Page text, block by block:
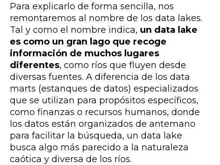
Para explicarlo de forma sencilla, nos
remontaremos al nombre de los data lakes.
Tal y como el nombre indica, un data lake
es como un gran lago que recoge
información de muchos lugares
diferentes, como ríos que fluyen desde
diversas fuentes. A diferencia de los data
marts (estanques de datos) especializados
que se utilizan para propósitos específicos,
como finanzas o recursos humanos, donde
los datos están organizados de antemano
para facilitar la búsqueda, un data lake
busca algo más parecido a la naturaleza
caótica y diversa de los ríos.